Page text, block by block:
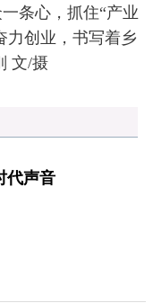
条心，抓住“产业
力创业，书写着乡
文/摄
代声音